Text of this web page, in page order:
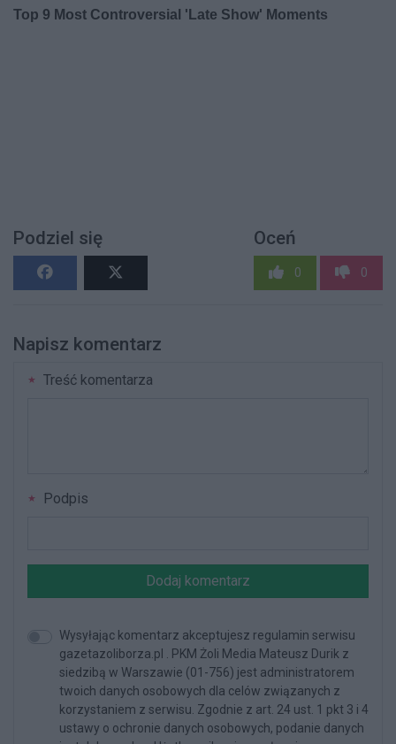
Podziel się Oceń
0 0
Napisz komentarz
Treść komentarza
Podpis
Dodaj komentarz
Wysyłając komentarz akceptujesz regulamin serwisu
gazetazoliborza.pl . PKM Żoli Media Mateusz Durik z
siedzibą w Warszawie (01-756) jest administratorem
twoich danych osobowych dla celów związanych z
korzystaniem z serwisu. Zgodnie z art. 24 ust. 1 pkt 3 i 4
ustawy o ochronie danych osobowych, podanie danych